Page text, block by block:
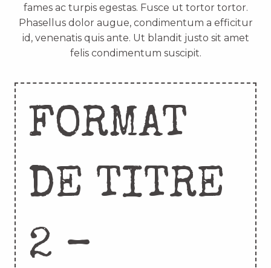
fames ac turpis egestas. Fusce ut tortor tortor.
Phasellus dolor augue, condimentum a efficitur
id, venenatis quis ante. Ut blandit justo sit amet
felis condimentum suscipit.
FORMAT
DE TITRE
2 –